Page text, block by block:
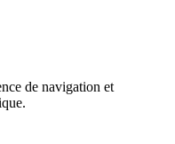
de navigation et